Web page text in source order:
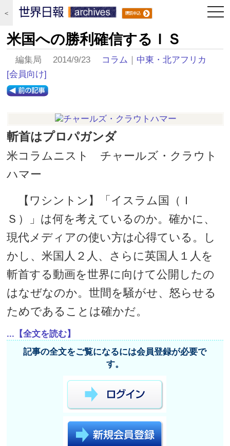
＜
米国への勝利確信するＩＳ
編集局 2014/9/23 コラム ｜ 中東・北アフリカ
[会員向け]
斬首はプロパガンダ
米コラムニスト チャールズ・クラウト
ハマー
【ワシントン】「イスラム国（Ｉ
Ｓ）」は何を考えているのか。確かに、
現代メディアの使い方は心得ている。し
かし、米国人２人、さらに英国人１人を
斬首する動画を世界に向けて公開したの
はなぜなのか。世間を騒がせ、怒らせる
ためであることは確かだ。
...【全文を読む】
記事の全文をご覧になるには会員登録が必要で
す。